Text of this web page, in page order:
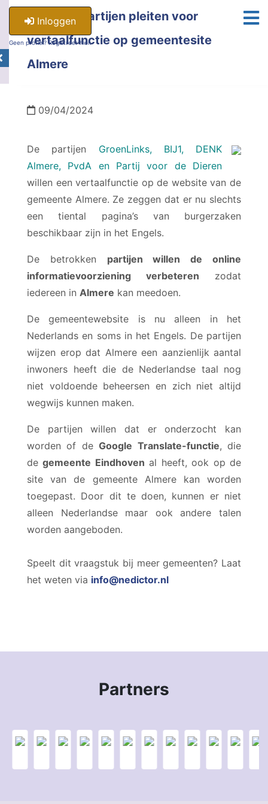
Inloggen
Geen profiel? Registreer hier.
Politieke Partijen pleiten voor
vertaalfunctie op gemeentesite
Almere
09/04/2024
De partijen GroenLinks, BIJ1, DENK
Almere, PvdA en Partij voor de Dieren
willen een vertaalfunctie op de website van de
gemeente Almere. Ze zeggen dat er nu slechts
een tiental pagina’s van burgerzaken
beschikbaar zijn in het Engels.
De betrokken partijen willen de online
informatievoorziening verbeteren zodat
iedereen in Almere kan meedoen.
De gemeentewebsite is nu alleen in het
Nederlands en soms in het Engels. De partijen
wijzen erop dat Almere een aanzienlijk aantal
inwoners heeft die de Nederlandse taal nog
niet voldoende beheersen en zich niet altijd
wegwijs kunnen maken.
De partijen willen dat er onderzocht kan
worden of deGoogle Translate-functie, die
degemeente Eindhoven al heeft, ook op de
site van de gemeente Almere kan worden
toegepast. Door dit te doen, kunnen er niet
alleen Nederlandse maar ook andere talen
worden aangeboden.
Speelt dit vraagstuk bij meer gemeenten? Laat
het weten via info@nedictor.nl
Partners